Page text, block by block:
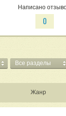
Написано
0
Все разделы
Жанр